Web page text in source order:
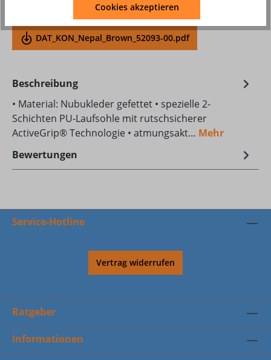
Produktdatenblatt Download
DAT_KON_Nepal_Brown_52093-00.pdf
Beschreibung
• Material: Nubukleder gefettet • spezielle 2-
Schichten PU-Laufsohle mit rutschsicherer
ActiveGrip® Technologie • atmungsakt… Mehr
Bewertungen
Service-Hotline
Vertrag widerrufen
Ratgeber
Informationen
Cookies akzeptieren